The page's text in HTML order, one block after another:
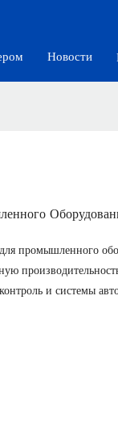
Новости
промышленного
и системы